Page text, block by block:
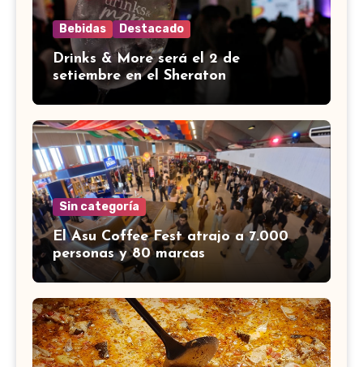
Bebidas Destacado
Drinks & More será el 2 de
setiembre en el Sheraton
Sin categoría
El Asu Coffee Fest atrajo a 7.000
personas y 80 marcas